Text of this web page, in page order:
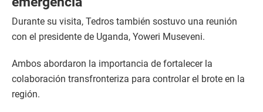
Durante su visita, Tedros también sostuvo una reunión
con el presidente de Uganda, Yoweri Museveni.
Ambos abordaron la importancia de fortalecer la
colaboración transfronteriza para controlar el brote en la
región.